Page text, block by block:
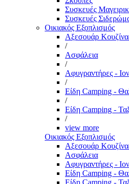
Συσκευές
Συσκευές
Οικιακός Εξοπλισμός
Αξεσουάρ
/
Ασφάλεια
/
Αφυγραντήρες -
/
Είδη Camping -
/
Είδη Camping -
/
view more
Οικιακός Εξοπλισμός
Αξεσουάρ
Ασφάλεια
Αφυγραντήρες -
Είδη Camping -
Είδη Camping -